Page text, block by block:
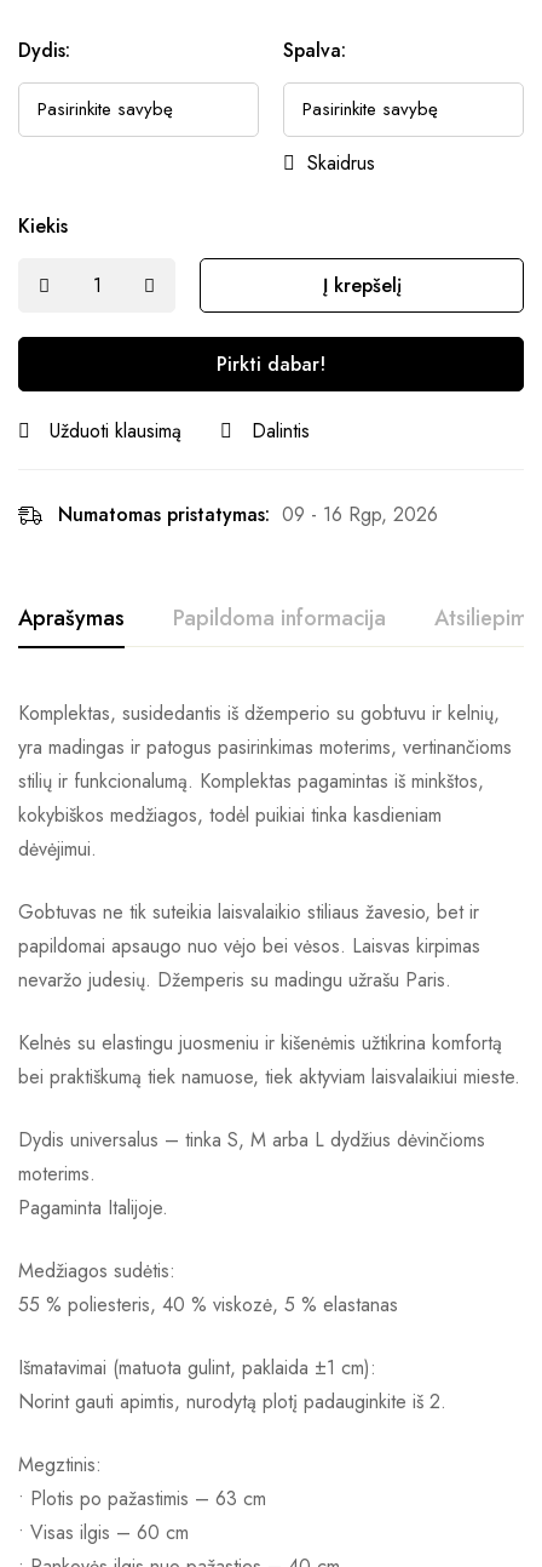
Dydis: Spalva:
Skaidrus
Kiekis
Į krepšelį
Pirkti dabar!
Užduoti klausimą Dalintis
Numatomas pristatymas: 09 - 16 Rgp, 2026
Aprašymas Papildoma informacija
Komplektas, susidedantis iš džemperio su gobtuvu ir kelnių,
yra madingas ir patogus pasirinkimas moterims, vertinančioms
stilių ir funkcionalumą. Komplektas pagamintas iš minkštos,
kokybiškos medžiagos, todėl puikiai tinka kasdieniam
dėvėjimui.
Gobtuvas ne tik suteikia laisvalaikio stiliaus žavesio, bet ir
papildomai apsaugo nuo vėjo bei vėsos. Laisvas kirpimas
nevaržo judesių. Džemperis su madingu užrašu Paris.
Kelnės su elastingu juosmeniu ir kišenėmis užtikrina komfortą
bei praktiškumą tiek namuose, tiek aktyviam laisvalaikiui mieste.
Dydis universalus – tinka S, M arba L dydžius dėvinčioms
moterims.
Pagaminta Italijoje.
Medžiagos sudėtis:
55 % poliesteris, 40 % viskozė, 5 % elastanas
Išmatavimai (matuota gulint, paklaida ±1 cm):
Norint gauti apimtis, nurodytą plotį padauginkite iš 2.
Megztinis:
• Plotis po pažastimis – 63 cm
• Visas ilgis – 60 cm